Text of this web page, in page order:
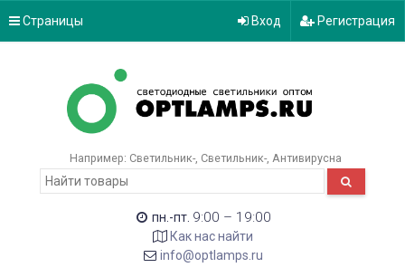
Страницы Вход Регистрация
Например: Светильник- Светильник- Антивирусна
пн.-пт. 9:00 – 19:00
Как нас найти
info@optlamps.ru